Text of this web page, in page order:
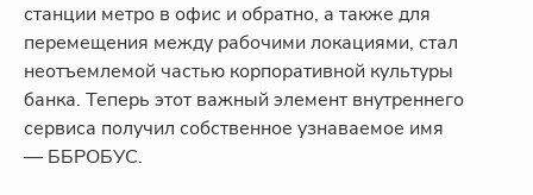
станции метро в офис и обратно, а также для
перемещения между рабочими локациями, стал
неотъемлемой частью корпоративной культуры
банка. Теперь этот важный элемент внутреннего
сервиса получил собственное узнаваемое имя
— ББРОБУС.